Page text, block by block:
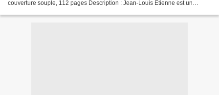
couverture souple, 112 pages Description : Jean-Louis Etienne est un